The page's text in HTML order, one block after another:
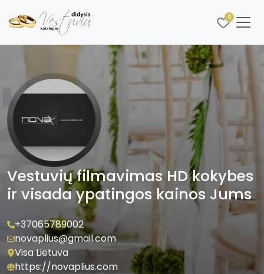
0
Vestuvių filmavimas HD kokybes
ir visada ypatingos kainos Jums
+37065789002
novaplius@gmail.com
Visa Lietuva
https://novaplius.com